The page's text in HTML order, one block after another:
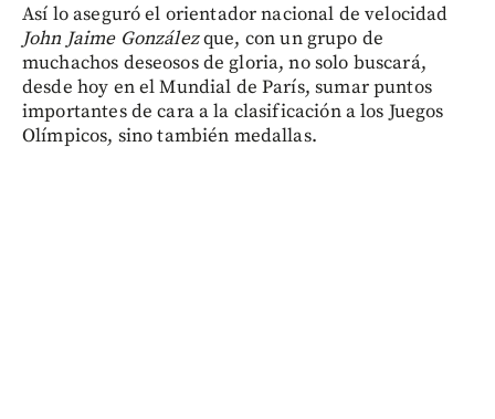
Así lo aseguró el orientador nacional de velocidad
John Jaime Gonzálezque, con un grupo de
muchachos deseosos de gloria, no solo buscará,
desde hoy en el Mundial de París, sumar puntos
importantes de cara a la clasificación a los Juegos
Olímpicos, sino también medallas.